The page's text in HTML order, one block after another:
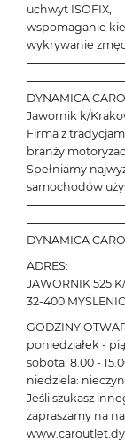
uchwyt ISOFIX,
wspomaganie
wykrywanie
DYNAMICA
Jawornik k/
Firma z
branży
Spełniamy
samochodów
DYNAMICA
ADRES:
JAWORNIK 525
32-400
GODZINY
poniedziałek -
sobota: 8.00 -
niedziela:
Jeśli szukasz
zapraszamy na